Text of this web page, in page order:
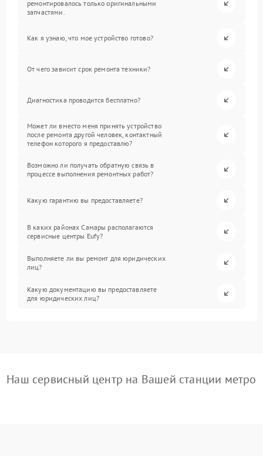
ремонтировалось только оригинальными
запчастями.
Как я узнаю, что мое устройство готово?
От чего зависит срок ремонта техники?
Диагностика проводится бесплатно?
Может ли вместо меня принять устройство
после ремонта другой человек, контактный
телефон которого я предоставлю?
Возможно ли получать обратную связь в
процессе выполнения ремонтных работ?
Какую гарантию вы предоставляете?
В каких районах Самары располагаются
сервисные центры Eufy?
Выполняете ли вы ремонт для юридических
лиц?
Какую документацию вы предоставляете
для юридических лиц?
Наш сервисный центр на Вашей станции метро